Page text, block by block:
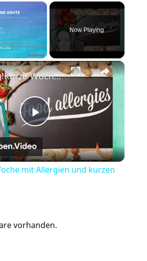
×
Fullscreen
Now Playing
×
Play
Video
#Vlog!Kurze Woche mit Allergien und kurzen Nächten.
mit Allergien und kurzen
vorhanden.